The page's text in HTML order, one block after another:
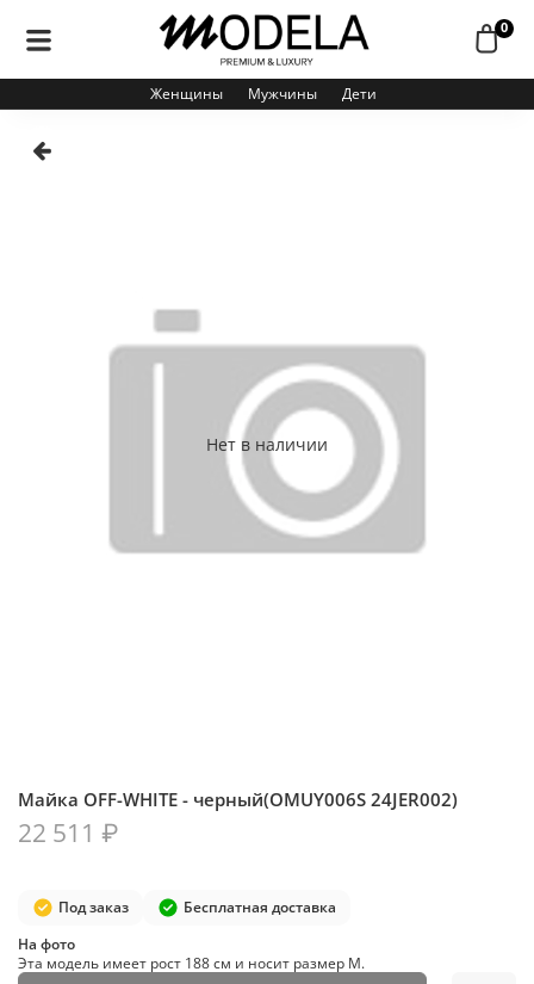
0
Женщины Мужчины Дети
Нет в наличии
Майка OFF-WHITE - черный(OMUY006S 24JER002)
Под заказ Бесплатная доставка
22 511 ₽
На фото
Эта модель имеет рост 188 см и носит размер M.